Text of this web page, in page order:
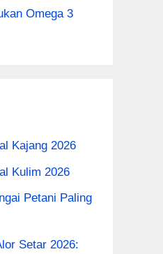
Omega 3
Kajang 2026
Kulim 2026
Petani Paling
Setar 2026: